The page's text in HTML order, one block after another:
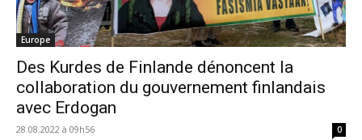
Europe
Des Kurdes de Finlande dénoncent la
collaboration du gouvernement finlandais
avec Erdogan
28.08.2022 à 09h56 0